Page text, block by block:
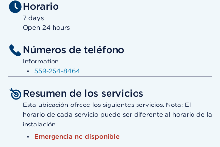
Horario
7 days
Open 24 hours
Números de teléfono
Information
559-254-8464
Resumen de los servicios
Esta ubicación ofrece los siguientes servicios. Nota: El
horario de cada servicio puede ser diferente al horario de la
instalación.
Emergencia no disponible